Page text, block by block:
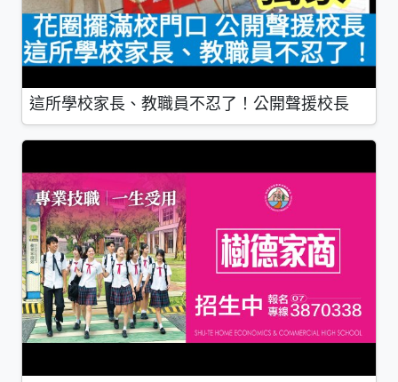
這所學校家長、教職員不忍了！公開聲援校長